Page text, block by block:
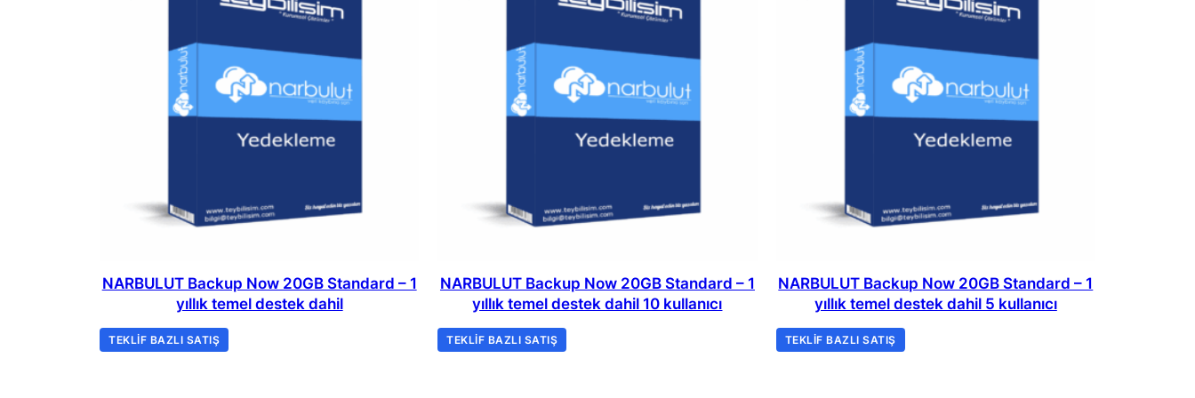
NARBULUT Backup Now 20GB Standard – 1
yıllık temel destek dahil
TEKLIF BAZLI SATIŞ
NARBULUT Backup Now 20GB Standard – 1
yıllık temel destek dahil 10 kullanıcı
TEKLIF BAZLI SATIŞ
NARBULUT Backup Now 20GB Standard – 1
yıllık temel destek dahil 5 kullanıcı
TEKLIF BAZLI SATIŞ